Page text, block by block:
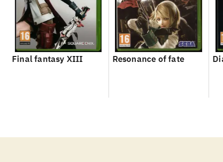
Final fantasy XIII Resonance of fate